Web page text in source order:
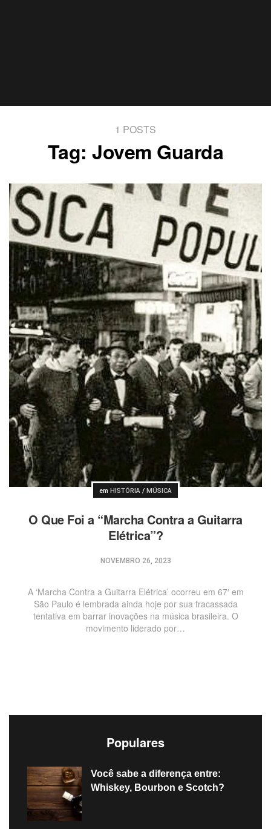
1 POSTS
Tag:Jovem Guarda
Postado
em HISTÓRIA / MÚSICA
O Que Foi a “Marcha Contra a Guitarra
Elétrica”?
NOVEMBRO 26, 2023
A ‘Marcha Contra a Guitarra Elétrica’ ocorreu em 67′ em
São Paulo é lembrada ainda hoje por sua fracassada
tentativa em barrar inovações na música brasileira. O
movimento liderado por…
Populares
Você sabe a diferença entre:
Whiskey, Bourbon e Scotch?